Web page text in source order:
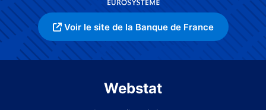
Voir le site de la Banque de France
Webstat